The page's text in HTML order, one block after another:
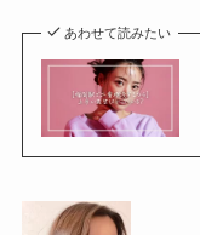
あわせて読みたい